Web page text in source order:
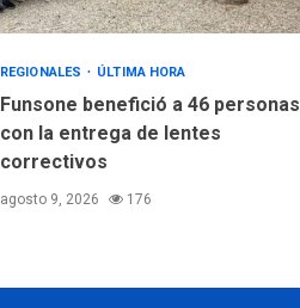
REGIONALES ÚLTIMA HORA
Funsone benefició a 46 personas
con la entrega de lentes
correctivos
agosto 9, 2026 176